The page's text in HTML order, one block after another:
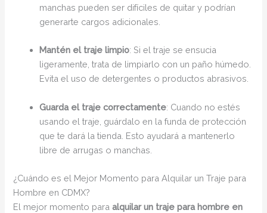
manchas pueden ser difíciles de quitar y podrían
generarte cargos adicionales.
Mantén el traje limpio: Si el traje se ensucia
ligeramente, trata de limpiarlo con un paño húmedo.
Evita el uso de detergentes o productos abrasivos.
Guarda el traje correctamente: Cuando no estés
usando el traje, guárdalo en la funda de protección
que te dará la tienda. Esto ayudará a mantenerlo
libre de arrugas o manchas.
¿Cuándo es el Mejor Momento para Alquilar un Traje para
Hombre en CDMX?
El mejor momento paraalquilar un traje para hombre en